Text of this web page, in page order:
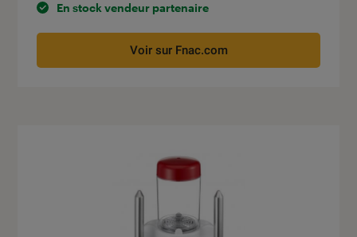
En stock vendeur partenaire
Voir sur Fnac.com